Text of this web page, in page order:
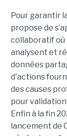
Pour garantir
propose de
collaboratif où
analysent et
données
d'actions
des causes
pour
Enfin à la fin
lancement de